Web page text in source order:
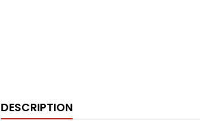
DESCRIPTION